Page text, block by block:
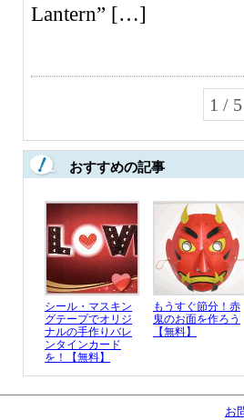
Lantern” […]
1 / 5
おすすめの記事
シール・マスキン
グテープでオリジ
ナルの手作りバレ
ンタインカード
を！【無料】
もうすぐ節分！赤
鬼のお面を作ろう
【無料】
お